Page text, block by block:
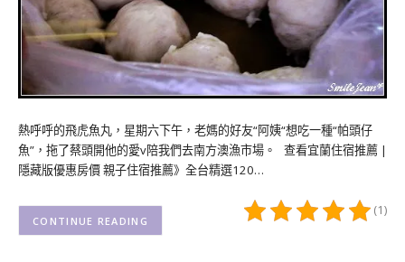
熱呼呼的飛虎魚丸，星期六下午，老媽的好友“阿姨“想吃一種“帕頭仔
魚”，拖了蔡頭開他的愛v陪我們去南方澳漁市場。 查看宜蘭住宿推薦 |
隱藏版優惠房價 親子住宿推薦》全台精選120…
(1)
CONTINUE READING